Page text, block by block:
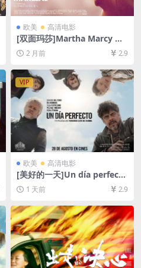
欧美 高清电影
[双面玛莎]Martha Marcy Ma
y Marlene (2011)[百度网盘
+夸克网盘1080P超清未删减
资源][网盘在线播放/下载][MP
4/6.6GB][中英字幕]
2 月前 2.9
VIP
欧美 高清电影
[美好的一天]Un día perfecto
(2015)[百度网盘+夸克网盘10
80P超清未删减资源][网盘在
线播放/下载][MP4/7.2GB][中
文字幕]
1 天前 2.9